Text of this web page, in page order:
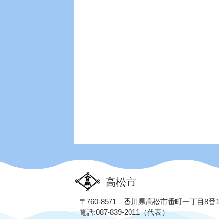
高松市
〒760-8571 香川県高松市番町一丁目8番
電話:087-839-2011（代表）